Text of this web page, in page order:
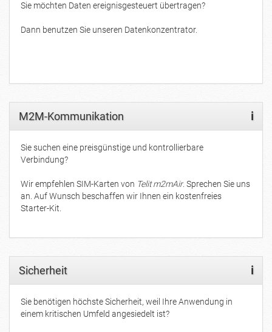
Sie möchten Daten ereignisgesteuert übertragen?
Dann benutzen Sie unseren Datenkonzentrator.
M2M-Kommunikation i
Sie suchen eine preisgünstige und kontrollierbare
Verbindung?
Wir empfehlen SIM-Karten von Telit m2mAir. Sprechen Sie uns
an. Auf Wunsch beschaffen wir Ihnen ein kostenfreies
Starter-Kit.
Sicherheit i
Sie benötigen höchste Sicherheit, weil Ihre Anwendung in
einem kritischen Umfeld angesiedelt ist?